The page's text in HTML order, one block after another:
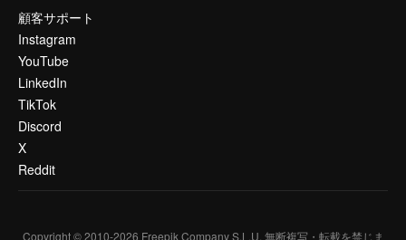
顧客サポート
Instagram
YouTube
LinkedIn
TikTok
Discord
X
Reddit
Copyright © 2010-2026 Freepik Company S.L.U. 無断複写・転載を禁じま